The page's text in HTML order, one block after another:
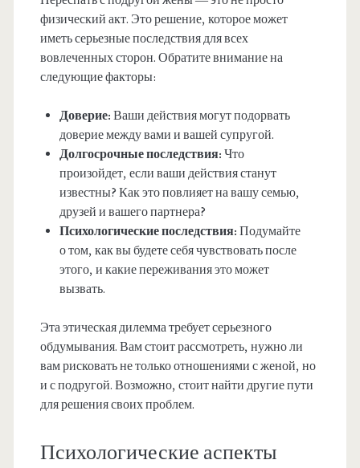
физический акт. Это решение, которое может
иметь серьезные последствия для всех
вовлеченных сторон. Обратите внимание на
следующие факторы:
Доверие: Ваши действия могут подорвать
доверие между вами и вашей супругой.
Долгосрочные последствия: Что
произойдет, если ваши действия станут
известны? Как это повлияет на вашу семью,
друзей и вашего партнера?
Психологические последствия: Подумайте
о том, как вы будете себя чувствовать после
этого, и какие переживания это может
вызвать.
Эта этическая дилемма требует серьезного
обдумывания. Вам стоит рассмотреть, нужно ли
вам рисковать не только отношениями с женой, но
и с подругой. Возможно, стоит найти другие пути
для решения своих проблем.
Психологические аспекты